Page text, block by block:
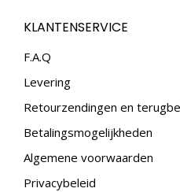
opens
in
window
opens
window
KLANTENSERVICE
F.A.Q
Levering
Retourzendingen en
Betalingsmogelijkheden
Algemene voorwaarden
Privacybeleid